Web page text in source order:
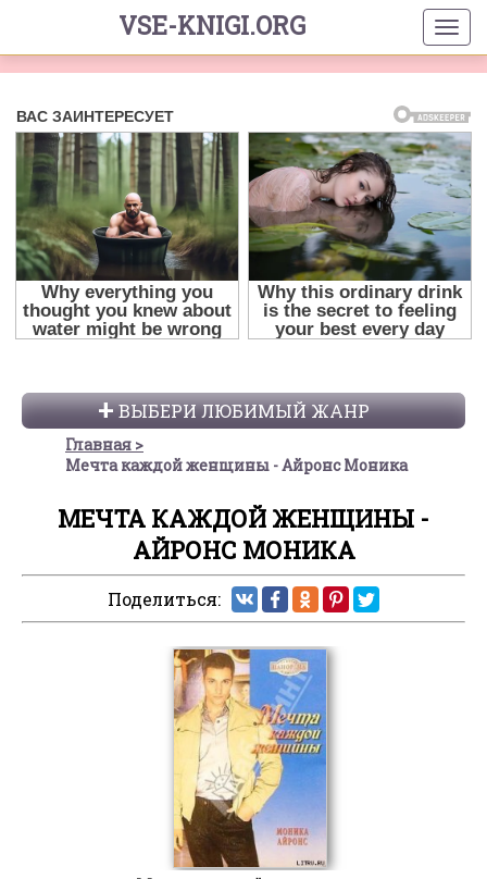
VSE-KNIGI.ORG
ВЫБЕРИ ЛЮБИМЫЙ ЖАНР
Главная
Мечта каждой женщины - Айронс Моника
МЕЧТА КАЖДОЙ ЖЕНЩИНЫ -
АЙРОНС МОНИКА
Поделиться: